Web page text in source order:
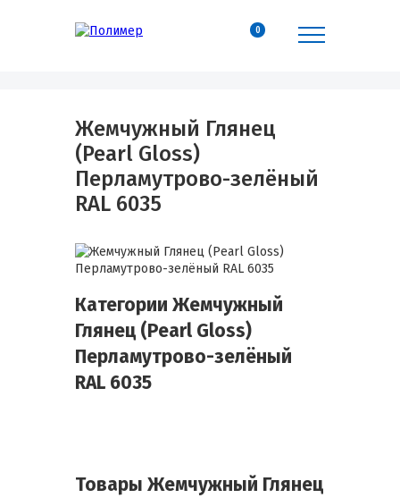
0
Жемчужный Глянец
(Pearl Gloss)
Перламутрово-зелёный
RAL 6035
Категории Жемчужный
Глянец (Pearl Gloss)
Перламутрово-зелёный
RAL 6035
Товары Жемчужный Глянец